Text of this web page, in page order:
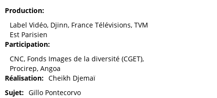
Production
Label Vidéo, Djinn, France Télévisions, TVM
Est Parisien
Participation
CNC, Fonds Images de la diversité (CGET),
Procirep, Angoa
Réalisation
Cheikh Djemaï
Sujet
Gillo Pontecorvo